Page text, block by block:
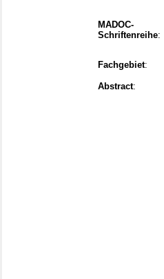
MADOC-
Schriftenreihe:
Fachgebiet:
Abstract: